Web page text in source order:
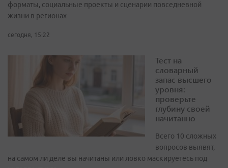
форматы, социальные проекты и сценарии повседневной
жизни в регионах
сегодня, 15:22
Тест на
словарный
запас высшего
уровня:
проверьте
глубину своей
начитанно
Всего 10 сложных
вопросов выявят,
на самом ли деле вы начитаны или ловко маскируетесь под